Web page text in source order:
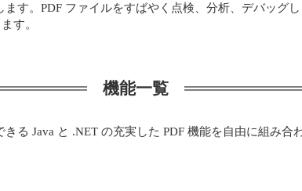
す。PDF ファイルをすばやく点検、分析、デバッグ
す。
機能一覧
る Java と .NET の充実した PDF 機能を自由に組み合